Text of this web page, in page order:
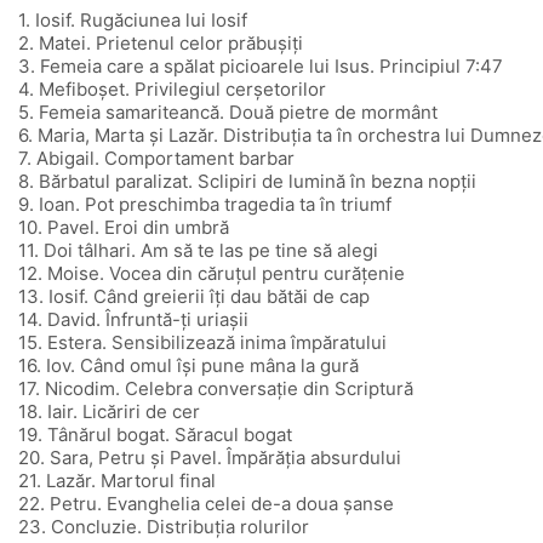
1. Iosif. Rugăciunea lui Iosif
2. Matei. Prietenul celor prăbușiți
3. Femeia care a spălat picioarele lui Isus. Principiul 7:47
4. Mefiboșet. Privilegiul cerșetorilor
5. Femeia samariteancă. Două pietre de mormânt
6. Maria, Marta și Lazăr. Distribuția ta în orchestra lui
7. Abigail. Comportament barbar
8. Bărbatul paralizat. Sclipiri de lumină în bezna nopții
9. Ioan. Pot preschimba tragedia ta în triumf
10. Pavel. Eroi din umbră
11. Doi tâlhari. Am să te las pe tine să alegi
12. Moise. Vocea din căruțul pentru curățenie
13. Iosif. Când greierii îți dau bătăi de cap
14. David. Înfruntă-ți uriașii
15. Estera. Sensibilizează inima împăratului
16. Iov. Când omul își pune mâna la gură
17. Nicodim. Celebra conversație din Scriptură
18. Iair. Licăriri de cer
19. Tânărul bogat. Săracul bogat
20. Sara, Petru și Pavel. Împărăția absurdului
21. Lazăr. Martorul final
22. Petru. Evanghelia celei de-a doua șanse
23. Concluzie. Distribuția rolurilor